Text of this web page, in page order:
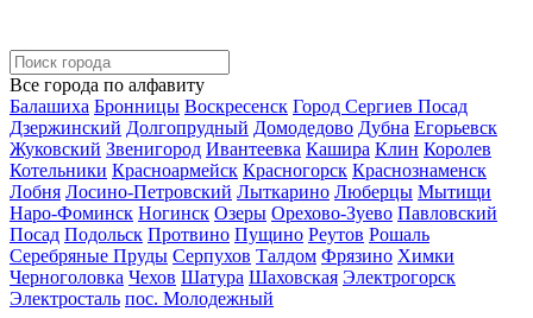
Все города по алфавиту
Балашиха Бронницы Воскресенск Город Сергиев Посад
Дзержинский Долгопрудный Домодедово Дубна Егорьевск
Жуковский Звенигород Ивантеевка Кашира Клин Королев
Котельники Красноармейск Красногорск Краснознаменск
Лобня Лосино-Петровский Лыткарино Люберцы Мытищи
Наро-Фоминск Ногинск Озеры Орехово-Зуево Павловский
Посад Подольск Протвино Пущино Реутов Рошаль
Серебряные Пруды Серпухов Талдом Фрязино Химки
Черноголовка Чехов Шатура Шаховская Электрогорск
Электросталь пос. Молодежный